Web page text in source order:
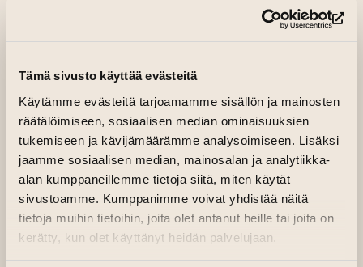
Tämä sivusto käyttää evästeitä
Käytämme evästeitä tarjoamamme sisällön ja mainosten
räätälöimiseen, sosiaalisen median ominaisuuksien
tukemiseen ja kävijämäärämme analysoimiseen. Lisäksi
jaamme sosiaalisen median, mainosalan ja analytiikka-
alan kumppaneillemme tietoja siitä, miten käytät
sivustoamme. Kumppanimme voivat yhdistää näitä
tietoja muihin tietoihin, joita olet antanut heille tai joita on
kerätty, kun olet käyttänyt heidän palvelujaan.
MUSIIKKI »
AFTER ART: DJ
NUORI POIKA
16.06.2026 klo 17.00—21.00
Taiteen talon Makasiinit
Taiteen talon After Art after work illassa